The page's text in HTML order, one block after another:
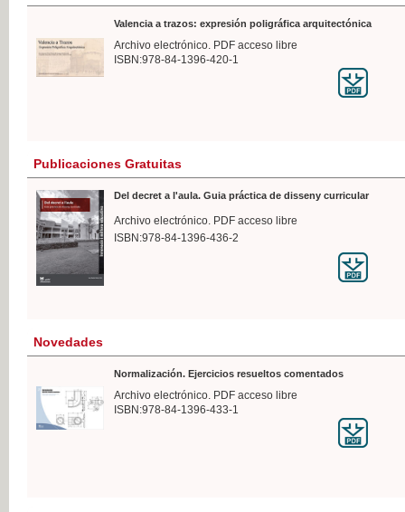
Valencia a trazos: expresión poligráfica arquitectónica
Archivo electrónico. PDF acceso libre
ISBN:978-84-1396-420-1
Publicaciones Gratuitas
Del decret a l'aula. Guia práctica de disseny curricular
Archivo electrónico. PDF acceso libre
ISBN:978-84-1396-436-2
Novedades
Normalización. Ejercicios resueltos comentados
Archivo electrónico. PDF acceso libre
ISBN:978-84-1396-433-1